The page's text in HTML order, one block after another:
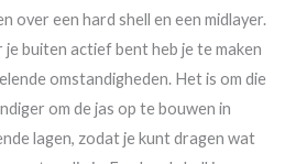
over een hard shell en een midlayer.
je buiten actief bent heb je te maken
omstandigheden. Het is om die
om de jas op te bouwen in
lagen, zodat je kunt dragen wat